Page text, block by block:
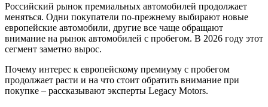
Российский рынок премиальных автомобилей продолжает
меняться. Одни покупатели по-прежнему выбирают новые
европейские автомобили, другие все чаще обращают
внимание на рынок автомобилей с пробегом. В 2026 году этот
сегмент заметно вырос.
Почему интерес к европейскому премиуму с пробегом
продолжает расти и на что стоит обратить внимание при
покупке – рассказывают эксперты Legacy Motors.